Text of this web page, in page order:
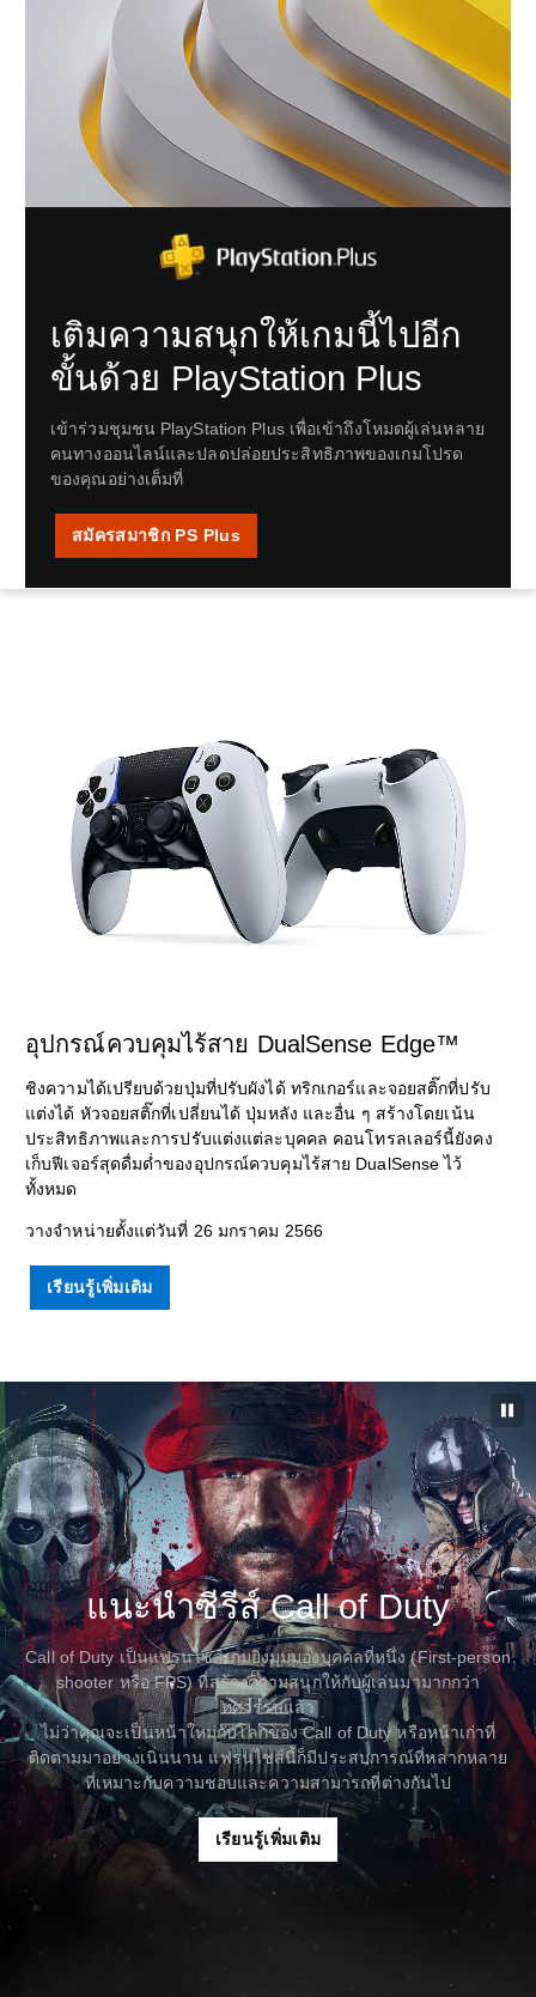
เติมความสนุกให้เกมนี้ไปอีก
ขั้นด้วย PlayStation Plus
เข้าร่วมชุมชน PlayStation Plus เพื่อเข้าถึงโหมดผู้เล่นหลาย
คนทางออนไลน์และปลดปล่อยประสิทธิภาพของเกมโปรด
ของคุณอย่างเต็มที่
สมัครสมาชิก PS Plus
อุปกรณ์ควบคุมไร้สาย DualSense Edge™
ชิงความได้เปรียบด้วยปุ่มที่ปรับผังได้ ทริกเกอร์และจอยสติ๊กที่ปรับ
แต่งได้ หัวจอยสติ๊กที่เปลี่ยนได้ ปุ่มหลัง และอื่น ๆ สร้างโดยเน้น
ประสิทธิภาพและการปรับแต่งแต่ละบุคคล คอนโทรลเลอร์นี้ยังคง
เก็บฟีเจอร์สุดดื่มด่ำของอุปกรณ์ควบคุมไร้สาย DualSense ไว้
ทั้งหมด
วางจำหน่ายตั้งแต่วันที่ 26 มกราคม 2566
เรียนรู้เพิ่มเติม
แนะนำซีรีส์ Call of Duty
Call of Duty เป็นแฟรนไชส์เกมยิงมุมมองบุคคลที่หนึ่ง (First-person
shooter หรือ FPS) ที่สร้างความสนุกให้กับผู้เล่นมามากกว่า
ทศวรรษแล้ว
ไม่ว่าคุณจะเป็นหน้าใหม่กับโลกของ Call of Duty หรือหน้าเก่าที่
ติดตามมาอย่างเนิ่นนาน แฟรนไชส์นี้ก็มีประสบการณ์ที่หลากหลาย
ที่เหมาะกับความชอบและความสามารถที่ต่างกันไป
เรียนรู้เพิ่มเติม